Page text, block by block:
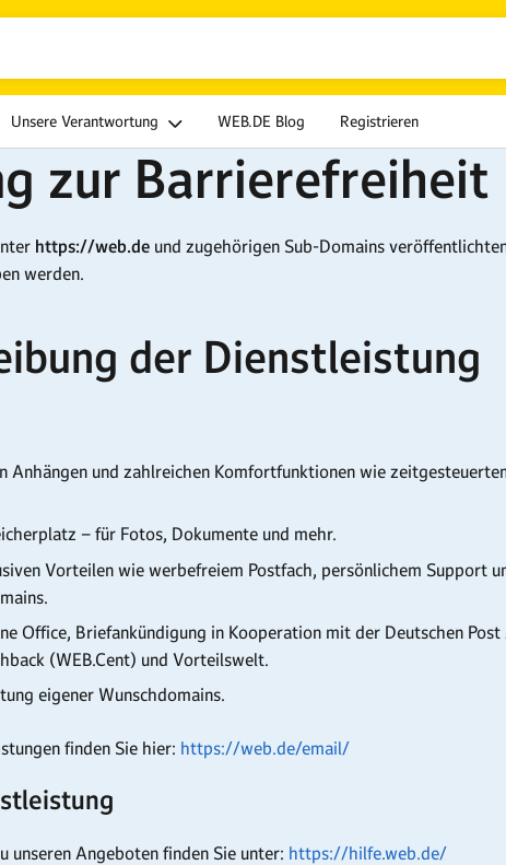
Unsere Verantwortung WEB.DE Blog Registrieren
zur Barrierefreiheit
https://web.de und zugehörigen Sub-Domains
werden.
der Dienstleistung
Anhängen und zahlreichen Komfortfunktionen wie
– für Fotos, Dokumente und mehr.
Vorteilen wie werbefreiem Postfach, persönlichem Support
Office, Briefankündigung in Kooperation mit der Deutschen
(WEB.Cent) und Vorteilswelt.
eigener Wunschdomains.
finden Sie hier: https://web.de/email/
unseren Angeboten finden Sie unter: https://hilfe.web.de/